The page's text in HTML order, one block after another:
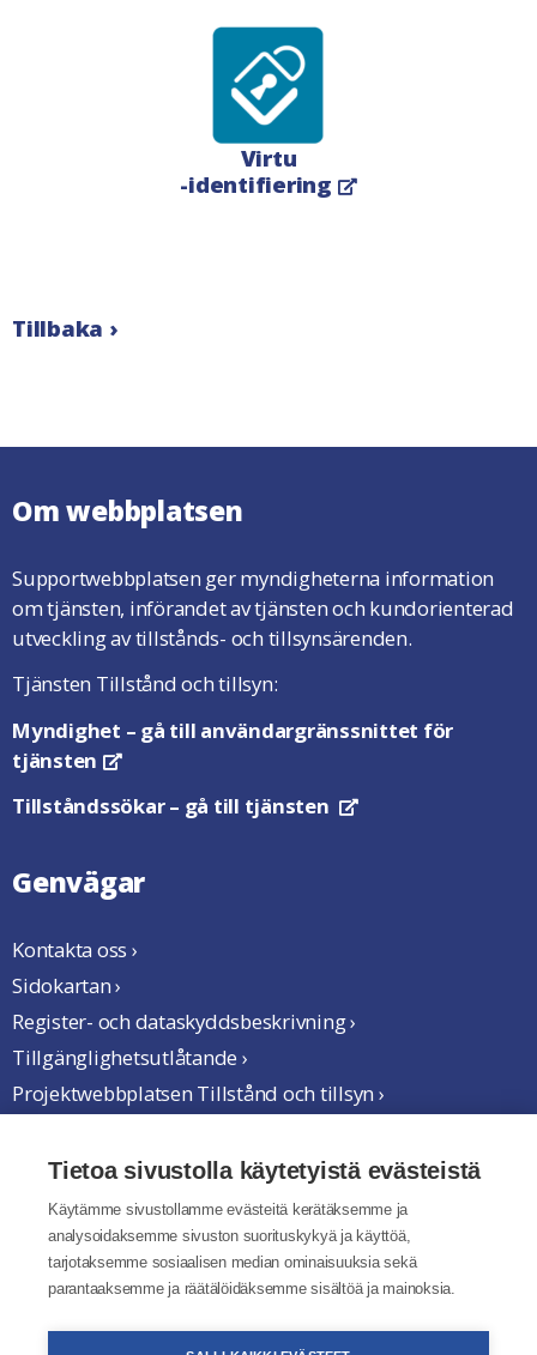
Virtu
-identifiering
Öppnas i en ny flik
Tillbaka ›
Om webbplatsen
Supportwebbplatsen ger myndigheterna information
om tjänsten, införandet av tjänsten och kundorienterad
utveckling av tillstånds- och tillsynsärenden.
Tjänsten Tillstånd och tillsyn:
Myndighet – gå till användargränssnittet för
tjänsten
Öppnas i en ny flik
Tillståndssökar– gå till tjänsten Öppnas i en ny flik
Genvägar
Kontakta oss ›
Sidokartan ›
Register- och dataskyddsbeskrivning ›
Tillgänglighetsutlåtande ›
Projektwebbplatsen Tillstånd och tillsyn ›
Vi samarbetar
Tietoa sivustolla käytetyistä evästeistä
Käytämme sivustollamme evästeitä kerätäksemme ja
analysoidaksemme sivuston suorituskykyä ja käyttöä,
tarjotaksemme sosiaalisen median ominaisuuksia sekä
parantaaksemme ja räätälöidäksemme sisältöä ja mainoksia.